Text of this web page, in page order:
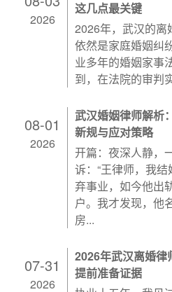
2026
这几点最关键
2026年，武汉的离
依然是家庭婚姻纠
业多年的婚姻家事
到，在法院的审判
08-01
2026
武汉婚姻律师解析
新规与应对策略
开篇：夜深人静，
诉：“王律师，我
弃事业，如今他出
户。我才发现，他
房...
07-31
2026
2026年武汉离婚律
提前准备证据